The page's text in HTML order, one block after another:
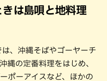
は島唄と地料理
、沖縄そばやゴーヤーチ
縄の定番料理をはじめ、
ポーアイスなど、ほかの